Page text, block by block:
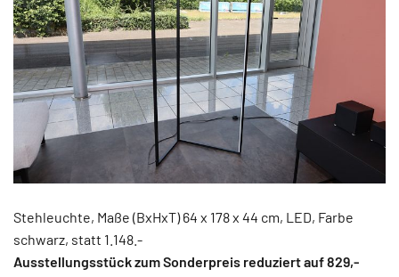
Stehleuchte, Maße (BxHxT) 64 x 178 x 44 cm, LED, Farbe
schwarz, statt 1.148.-
Ausstellungsstück zum Sonderpreis reduziert auf 829,-